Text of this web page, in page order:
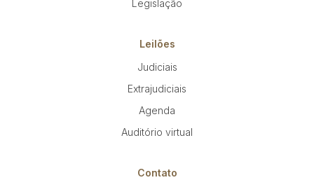
Legislação
Leilões
Judiciais
Extrajudiciais
Agenda
Auditório virtual
Contato